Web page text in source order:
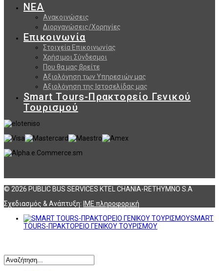
ΝΕΑ
Ανακοινώσεις
Διοργανώσεις/Χορηγίες
Επικοινωνία
Στοιχεία Επικοινωνίας
Χρήσιμοι Σύνδεσμοι
Που θα μας βρείτε
Αξιολόγηση των Υπηρεσιών μας
Αξιολόγηση της Ιστοσελίδας μας
Smart Tours-Πρακτορείο Γενικού
Τουρισμού
© 2026 PUBLIC BUS SERVICES KTEL CHANIA-RETHYMNO S.A
Σχεδιασμός & Ανάπτυξη: ΙΜΕ πληροφορική
SMART
TOURS-ΠΡΑΚΤΟΡΕΙΟ ΓΕΝΙΚΟΥ ΤΟΥΡΙΣΜΟΥ